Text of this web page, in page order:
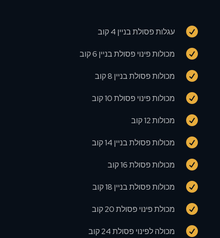
 עגלות פסולת בניין 4 קוב
 מכולות פינוי פסולת בניין 6 קוב
 מכולות פסולת בניין 8 קוב
 מכולות פינוי פסולת 10 קוב
 מכולות 12 קוב
 מכולות פסולת בניין 14 קוב
 מכולות פסולת 16 קוב
 מכולות פסולת בניין 18 קוב
 מכולת פינוי פסולת 20 קוב
 מכולה לפינוי פסולת 24 קוב